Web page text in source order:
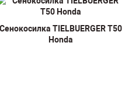
Сенокосилка TIELBUERGER T50
Honda